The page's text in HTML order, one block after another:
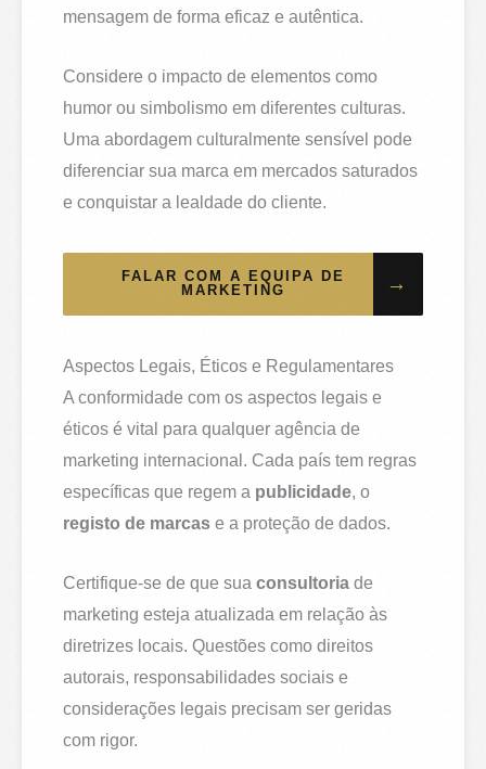
mensagem de forma eficaz e autêntica.
Considere o impacto de elementos como
humor ou simbolismo em diferentes culturas.
Uma abordagem culturalmente sensível pode
diferenciar sua marca em mercados saturados
e conquistar a lealdade do cliente.
FALAR COM A EQUIPA DE
MARKETING
→
Aspectos Legais, Éticos e Regulamentares
A conformidade com os aspectos legais e
éticos é vital para qualquer agência de
marketing internacional. Cada país tem regras
específicas que regem a publicidade, o
registo de marcas e a proteção de dados.
Certifique-se de que suaconsultoria de
marketing esteja atualizada em relação às
diretrizes locais. Questões como direitos
autorais, responsabilidades sociais e
considerações legais precisam ser geridas
com rigor.